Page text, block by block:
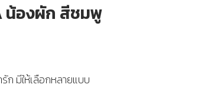
น้องผัก สีชมพู
ก มีให้เลือกหลายแบบ